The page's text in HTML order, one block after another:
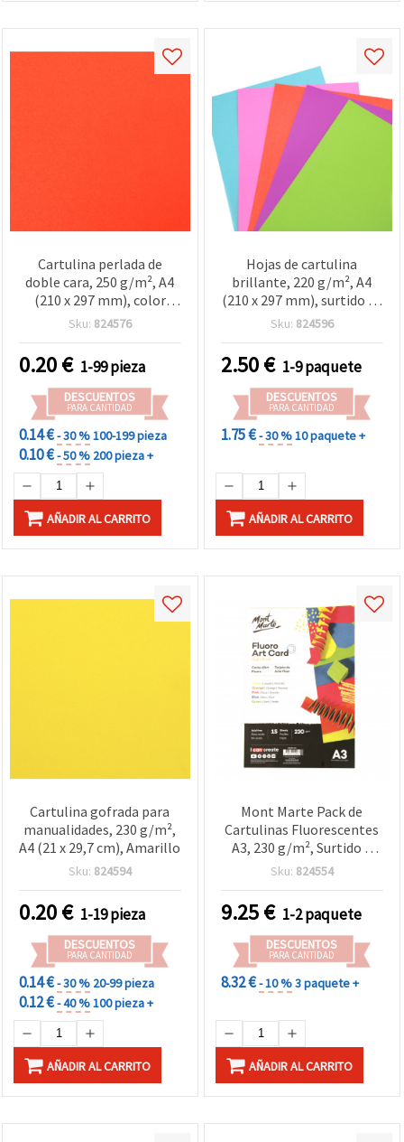
Cartulina perlada de
doble cara, 250 g/m², A4
(210 x 297 mm), color
naranja – 1 hoja
Sku: 824576
0.20€ 1-99 pieza
DESCUENTOS
PARA CANTIDAD
0.14 €- 30 %100-199 pieza
0.10 €- 50 % 200 pieza +
AÑADIR AL CARRITO
Hojas de cartulina
brillante, 220 g/m², A4
(210 x 297 mm), surtido de
5 colores, pack de 10 hojas
Sku: 824596
2.50€ 1-9 paquete
DESCUENTOS
PARA CANTIDAD
1.75 €- 30 %10 paquete +
AÑADIR AL CARRITO
Cartulina gofrada para
manualidades, 230 g/m²,
A4 (21 x 29,7 cm), Amarillo
Sku: 824594
0.20€ 1-19 pieza
DESCUENTOS
PARA CANTIDAD
0.14 €- 30 % 20-99 pieza
0.12 €- 40 %100 pieza +
AÑADIR AL CARRITO
Mont Marte Pack de
Cartulinas Fluorescentes
A3, 230 g/m², Surtido 5
Colores, 15 Hojas
Sku: 824554
9.25€ 1-2 paquete
DESCUENTOS
PARA CANTIDAD
8.32 €- 10 %3 paquete +
AÑADIR AL CARRITO